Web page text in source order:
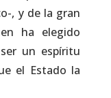
, y de la gran
ha elegido
un espíritu
el Estado la